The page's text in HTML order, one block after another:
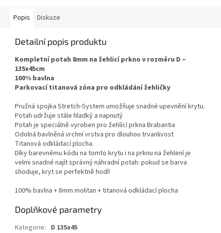
Popis Diskuze
Detailní popis produktu
Kompletní potah 8mm na žehlicí prkno v rozměru D –
135x45cm
100% bavlna
Parkovací titanová zóna pro odkládání žehličky
Pružná spojka Stretch-System umožňuje snadné upevnění krytu.
Potah udržuje stále hladký a napnutý
Potah je speciálně vyroben pro žehlící prkna Brabantia
Odolná bavlněná vrchní vrstva pro dlouhou trvanlivost
Titanová odkládací plocha.
Díky barevnému kódu na tomto krytu i na prknu na žehlení je
velmi snadné najít správný náhradní potah: pokud se barva
shoduje, kryt se perfektně hodí!
100% bavlna + 8mm molitan + titanová odkládací plocha
Doplňkové parametry
Kategorie: D 135x45